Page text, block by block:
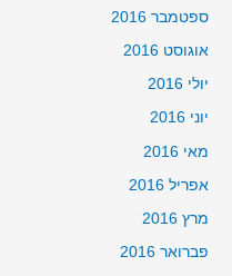
ספטמבר 2016
אוגוסט 2016
יולי 2016
יוני 2016
מאי 2016
אפריל 2016
מרץ 2016
פברואר 2016